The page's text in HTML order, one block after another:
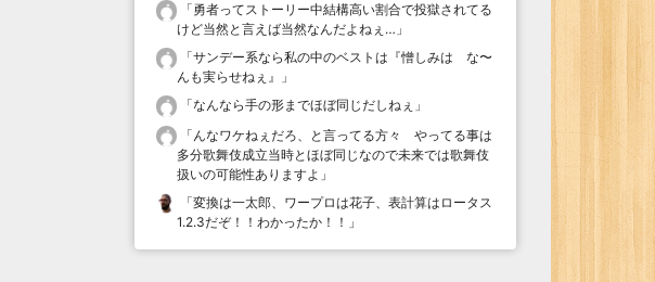
「勇者ってストーリー中結構高い割合で投獄されてる
けど当然と言えば当然なんだよねぇ… 」
「サンデー系なら私の中のベストは『憎しみは な〜
んも実らせねぇ』
」
「なんなら手の形までほぼ同じだしねぇ 」
「 んなワケねぇだろ、と言ってる方々 やってる事は
多分歌舞伎成立当時とほぼ同じなので未来では歌舞伎
扱いの可能性ありますよ 」
「変換は一太郎、ワープロは花子、表計算はロータス
1.2.3だぞ！！わかったか！！ 」